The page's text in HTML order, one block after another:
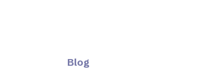
Blog